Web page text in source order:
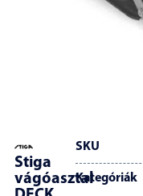
Stiga
vágóasztal
SKU
Kategóriák